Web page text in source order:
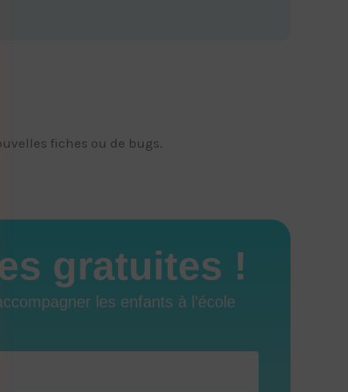
fiches ou de bugs.
gratuites !
les enfants à l’école